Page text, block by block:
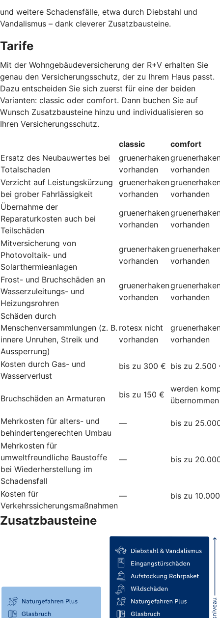
und weitere Schadensfälle, etwa durch Diebstahl und
Vandalismus – dank cleverer Zusatzbausteine.
Tarife
Mit der Wohngebäudeversicherung der R+V erhalten Sie
genau den Versicherungsschutz, der zu Ihrem Haus passt.
Dazu entscheiden Sie sich zuerst für eine der beiden
Varianten: classic oder comfort. Dann buchen Sie auf
Wunsch Zusatzbausteine hinzu und individualisieren so
Ihren Versicherungsschutz.
classic
comfort
Ersatz des Neubauwertes bei
Totalschaden
gruenerhaken
vorhanden
vorhanden
Verzicht auf Leistungskürzung
bei grober Fahrlässigkeit
gruenerhaken
vorhanden
vorhanden
Übernahme der
Reparaturkosten auch bei
Teilschäden
gruenerhaken
vorhanden
vorhanden
Mitversicherung von
Photovoltaik- und
Solarthermieanlagen
gruenerhaken
vorhanden
vorhanden
Frost- und Bruchschäden an
Wasserzuleitungs- und
Heizungsrohren
gruenerhaken
vorhanden
vorhanden
Schäden durch
Menschenversammlungen (z. B.
innere Unruhen, Streik und
Aussperrung)
rotesx nicht
vorhanden
vorhanden
Kosten durch Gas- und
Wasserverlust
bis zu 300 € bis zu 2.500
Bruchschäden an Armaturen bis zu 150 €
werden
übernommen
Mehrkosten für alters- und
behindertengerechten Umbau
— bis zu
Mehrkosten für
umweltfreundliche Baustoffe
bei Wiederherstellung im
Schadensfall
— bis zu
Kosten für
Verkehrssicherungsmaßnahmen
— bis zu
Zusatzbausteine